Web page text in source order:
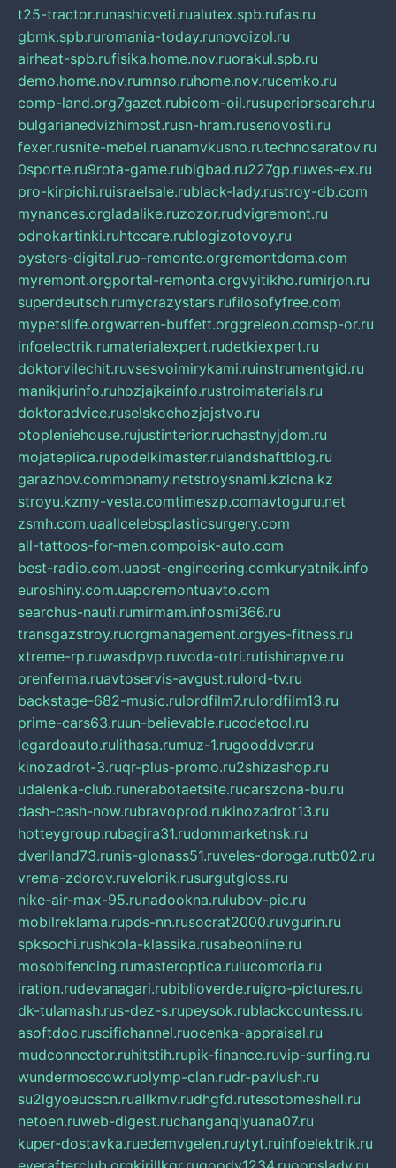
t25-tractor.runashicveti.rualutex.spb.rufas.ru
gbmk.spb.ruromania-today.runovoizol.ru
airheat-spb.rufisika.home.nov.ruorakul.spb.ru
demo.home.nov.rumnso.ruhome.nov.rucemko.ru
comp-land.org7gazet.rubicom-oil.rusuperiorsearch.ru
bulgarianedvizhimost.rusn-hram.rusenovosti.ru
fexer.rusnite-mebel.ruanamvkusno.rutechnosaratov.ru
0sporte.ru9rota-game.rubigbad.ru227gp.ruwes-ex.ru
pro-kirpichi.ruisraelsale.rublack-lady.rustroy-db.com
mynances.orgladalike.ruzozor.rudvigremont.ru
odnokartinki.ruhtccare.rublogizotovoy.ru
oysters-digital.ruo-remonte.orgremontdoma.com
myremont.orgportal-remonta.orgvyitikho.rumirjon.ru
superdeutsch.rumycrazystars.rufilosofyfree.com
mypetslife.orgwarren-buffett.orggreleon.comsp-or.ru
infoelectrik.rumaterialexpert.rudetkiexpert.ru
doktorvilechit.ruvsesvoimirykami.ruinstrumentgid.ru
manikjurinfo.ruhozjajkainfo.rustroimaterials.ru
doktoradvice.ruselskoehozjajstvo.ru
otopleniehouse.rujustinterior.ruchastnyjdom.ru
mojateplica.rupodelkimaster.rulandshaftblog.ru
garazhov.commonamy.netstroysnami.kzlcna.kz
stroyu.kzmy-vesta.comtimeszp.comavtoguru.net
zsmh.com.uaallcelebsplasticsurgery.com
all-tattoos-for-men.compoisk-auto.com
best-radio.com.uaost-engineering.comkuryatnik.info
euroshiny.com.uaporemontuavto.com
searchus-nauti.rumirmam.infosmi366.ru
transgazstroy.ruorgmanagement.orgyes-fitness.ru
xtreme-rp.ruwasdpvp.ruvoda-otri.rutishinapve.ru
orenferma.ruavtoservis-avgust.rulord-tv.ru
backstage-682-music.rulordfilm7.rulordfilm13.ru
prime-cars63.ruun-believable.rucodetool.ru
legardoauto.rulithasa.rumuz-1.rugooddver.ru
kinozadrot-3.ruqr-plus-promo.ru2shizashop.ru
udalenka-club.runerabotaetsite.rucarszona-bu.ru
dash-cash-now.rubravoprod.rukinozadrot13.ru
hotteygroup.rubagira31.rudommarketnsk.ru
dveriland73.runis-glonass51.ruveles-doroga.rutb02.ru
vrema-zdorov.ruvelonik.rusurgutgloss.ru
nike-air-max-95.runadookna.rulubov-pic.ru
mobilreklama.rupds-nn.rusocrat2000.ruvgurin.ru
spksochi.rushkola-klassika.rusabeonline.ru
mosoblfencing.rumasteroptica.rulucomoria.ru
iration.rudevanagari.rubiblioverde.ruigro-pictures.ru
dk-tulamash.rus-dez-s.rupeysok.rublackcountess.ru
asoftdoc.ruscifichannel.ruocenka-appraisal.ru
mudconnector.ruhitstih.rupik-finance.ruvip-surfing.ru
wundermoscow.ruolymp-clan.rudr-pavlush.ru
su2lgyoeucscn.ruallkmv.rudhgfd.rutesotomeshell.ru
netoen.ruweb-digest.ruchanganqiyuana07.ru
kuper-dostavka.ruedemvgelen.ruytyt.ruinfoelektrik.ru